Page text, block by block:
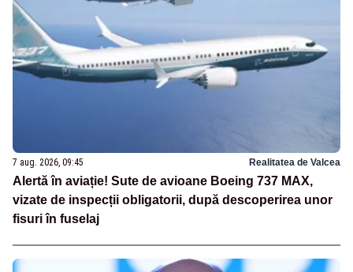
7 aug. 2026, 09:45 Realitatea de Valcea
Alertă în aviație! Sute de avioane Boeing 737 MAX,
vizate de inspecții obligatorii, după descoperirea unor
fisuri în fuselaj